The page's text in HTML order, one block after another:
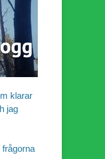
klarar
jag
frågorna